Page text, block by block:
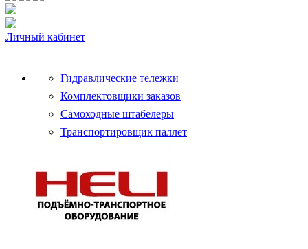
Личный кабинет
Гидравлические тележки
Комплектовщики заказов
Самоходные штабелеры
Транспортировщик паллет